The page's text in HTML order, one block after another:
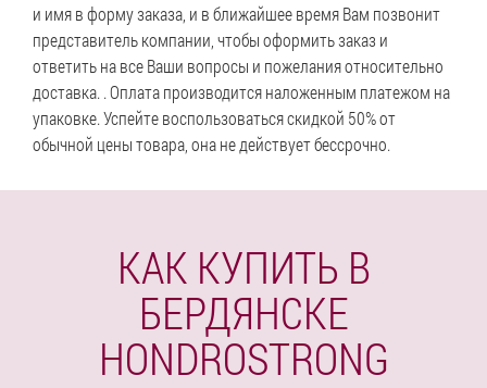
и имя в форму заказа, и в ближайшее время Вам позвонит
представитель компании, чтобы оформить заказ и
ответить на все Ваши вопросы и пожелания относительно
доставка. . Оплата производится наложенным платежом на
упаковке. Успейте воспользоваться скидкой 50% от
обычной цены товара, она не действует бессрочно.
КАК КУПИТЬ В
БЕРДЯНСКЕ
HONDROSTRONG